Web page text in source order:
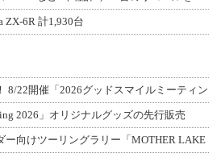
ZX-6R 計1,930台
8/22開催「2026グッドスマイルミーティン
2026」オリジナルグッズの先行販売
ー向けツーリングラリー「MOTHER LAKE